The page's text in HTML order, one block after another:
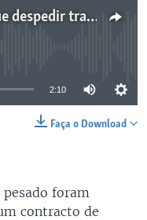
Benguela: CCJ diz que terá que despedir trabalhadores devido a apreensão da sua maquinaria - 2:18
available
2:10
Faça o Download
foram
contracto de